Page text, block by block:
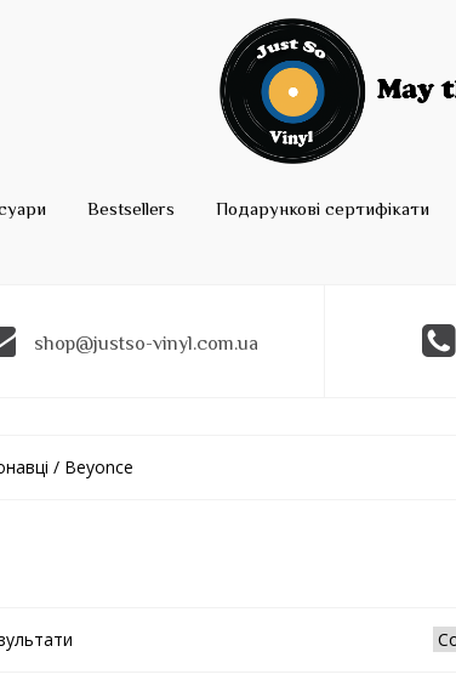
Bestsellers Подарункові сертифікати
shop@justso-vinyl.com.ua
/ Beyonce